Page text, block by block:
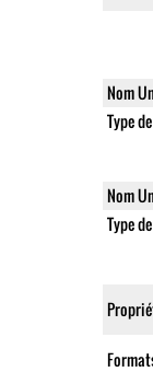
Nom
Type
Nom
Type